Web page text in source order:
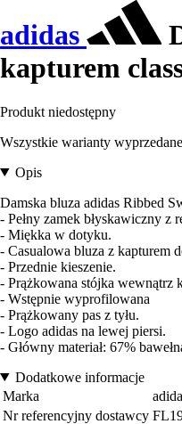
adidas
kapturem
Produkt niedostępny
Wszystkie warianty wyprzedane
Opis
Damska bluza adidas Ribbed
- Pełny zamek błyskawiczny z
- Miękka w dotyku.
- Casualowa bluza z kapturem
- Przednie kieszenie.
- Prążkowana stójka wewnątrz
- Wstępnie wyprofilowana
- Prążkowany pas z tyłu.
- Logo adidas na lewej piersi.
- Główny materiał: 67%
Dodatkowe informacje
Marka
Nr referencyjny dostawcy